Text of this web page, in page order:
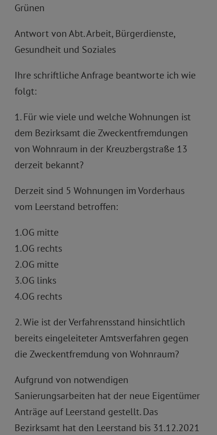
Grünen
Antwort von Abt. Arbeit, Bürgerdienste,
Gesundheit und Soziales
Ihre schriftliche Anfrage beantworte ich wie
folgt:
1. Für wie viele und welche Wohnungen ist
dem Bezirksamt die Zweckentfremdungen
von Wohnraum in der Kreuzbergstraße 13
derzeit bekannt?
Derzeit sind 5 Wohnungen im Vorderhaus
vom Leerstand betroffen:
1.OG mitte
1.OG rechts
2.OG mitte
3.OG links
4.OG rechts
2. Wie ist der Verfahrensstand hinsichtlich
bereits eingeleiteter Amtsverfahren gegen
die Zweckentfremdung von Wohnraum?
Aufgrund von notwendigen
Sanierungsarbeiten hat der neue Eigentümer
Anträge auf Leerstand gestellt. Das
Bezirksamt hat den Leerstand bis 31.12.2021